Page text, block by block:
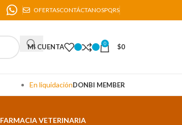
OFERTASCONTÁCTANOSPQRS
MI CUENTA 0 $0
En liquidaciónDONBI MEMBER
FARMACIA VETERINARIA